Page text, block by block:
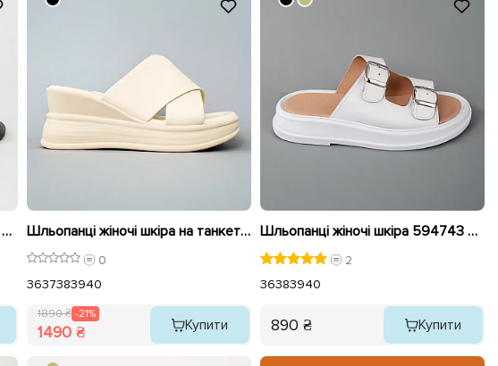
Шльопанці жіночі шкіра 594206 Чорні Шльопанці жіночі шкіра на танкетці 595418 Молочні розпродаж
0
3637383940
1890 ₴ -21%
1490 ₴ Купити
Шльопанці жіночі шкіра 594743 Білі
2
36383940
890 ₴ Купити